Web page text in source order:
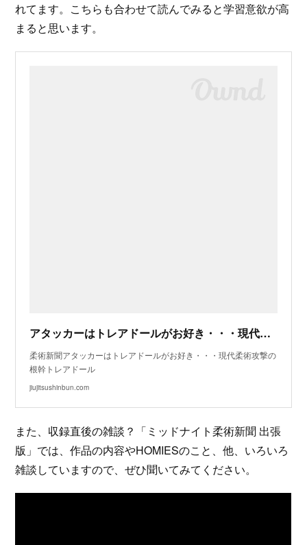
れてます。こちらも合わせて読んでみると学習意欲が高
まると思います。
アタッカーはトレアドールがお好き・・・現代柔術攻撃の根幹トレアドール | 柔術新聞
柔術新聞アタッカーはトレアドールがお好き・・・現代柔術攻撃の
根幹トレアドール
jiujitsushinbun.com
また、収録直後の雑談？「ミッドナイト柔術新聞 出張
版」では、作品の内容やHOMIESのこと、他、いろいろ
雑談していますので、ぜひ聞いてみてください。